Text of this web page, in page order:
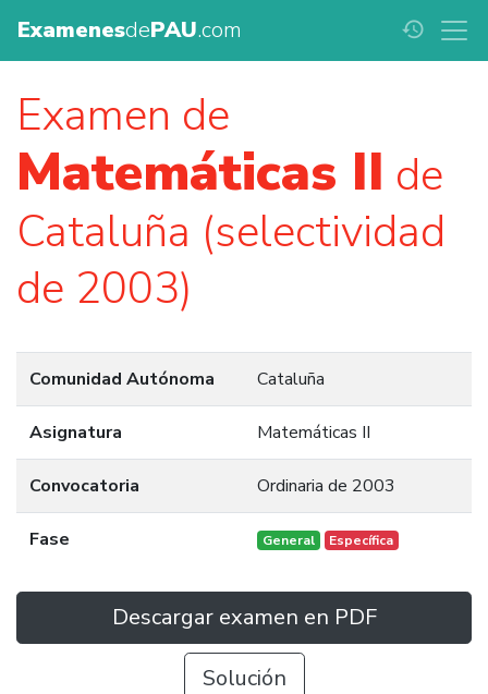
ExamenesdePAU.com history
Examen de
Matemáticas II de
Cataluña (selectividad
de 2003)
Comunidad Autónoma Cataluña
Asignatura Matemáticas II
Convocatoria Ordinaria de 2003
Fase General Específica
Descargar examen en PDF
Solución